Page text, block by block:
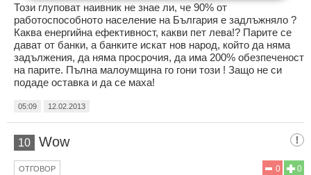
Този глуповат наивник не знае ли, че 90% от
работоспособното население на България е задлъжняло ?
Каква енергийна ефективност, какви пет лева!? Парите се
дават от банки, а банките искат нов народ, който да няма
задължения, да няма просрочия, да има 200% обезпеченост
на парите. Пълна малоумщина го гони този ! Защо не си
подаде оставка и да се маха!
05:09 12.02.2013
10 Wow
0
0
ОТГОВОР